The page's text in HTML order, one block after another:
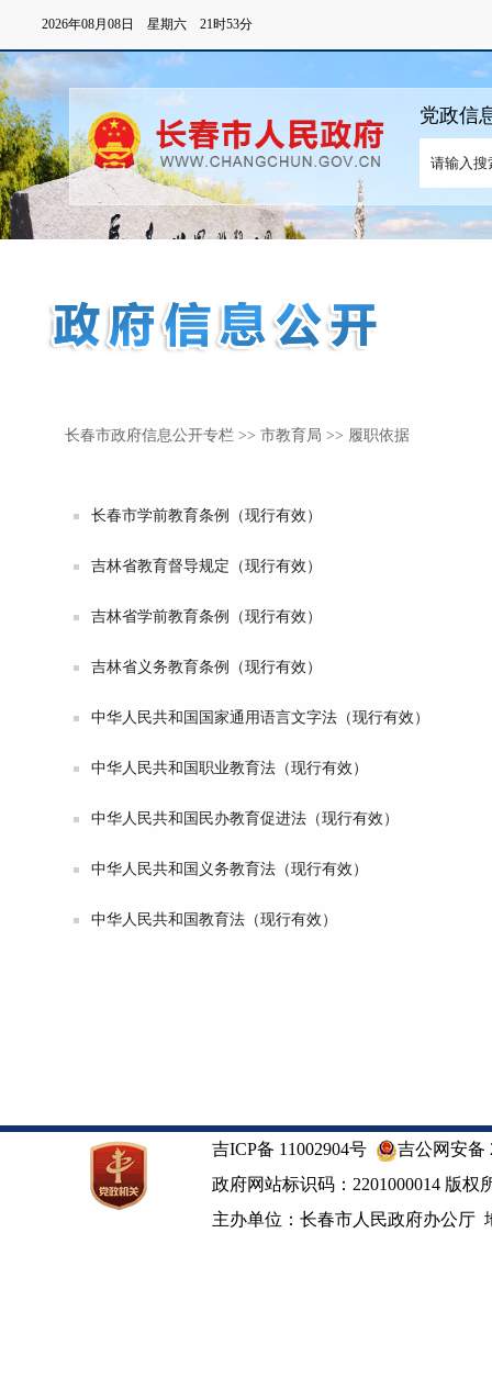
长春市政府信息公开专栏 >> 市教育局 >> 履职依据
长春市学前教育条例（现行有效）
吉林省教育督导规定（现行有效）
吉林省学前教育条例（现行有效）
吉林省义务教育条例（现行有效）
中华人民共和国国家通用语言文字法（现行有效）
中华人民共和国职业教育法（现行有效）
中华人民共和国民办教育促进法（现行有效）
中华人民共和国义务教育法（现行有效）
中华人民共和国教育法（现行有效）